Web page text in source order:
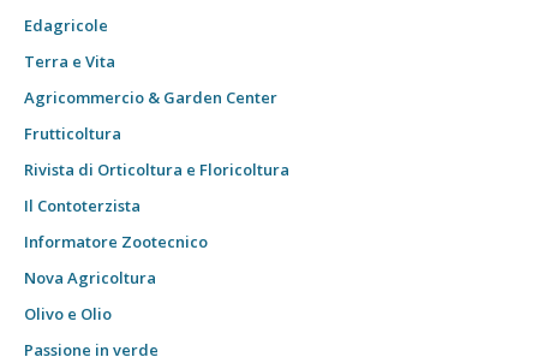
Edagricole
Terra e Vita
Agricommercio & Garden Center
Frutticoltura
Rivista di Orticoltura e Floricoltura
Il Contoterzista
Informatore Zootecnico
Nova Agricoltura
Olivo e Olio
Passione in verde